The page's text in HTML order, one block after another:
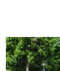
Irudia